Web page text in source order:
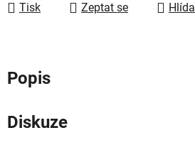
Tisk Zeptat se
Popis
Diskuze